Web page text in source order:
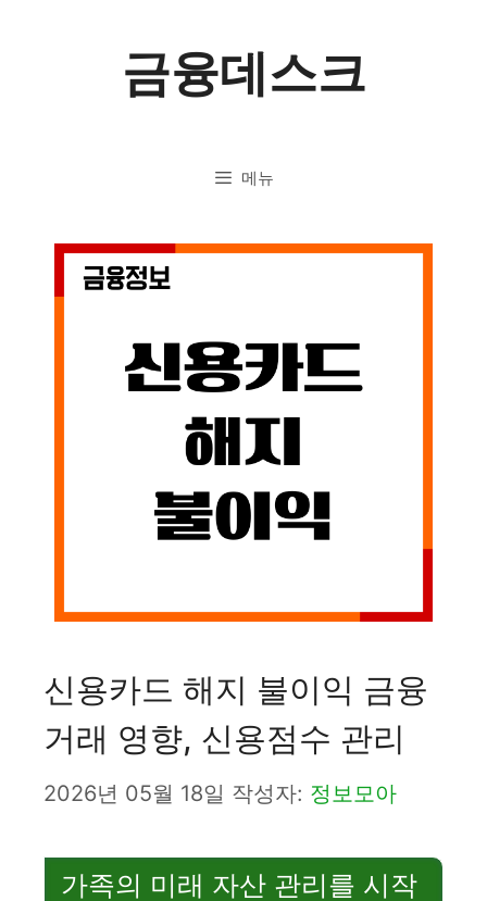
금융데스크
메뉴
신용카드 해지 불이익 금융
거래 영향, 신용점수 관리
2026년 05월 18일 작성자: 정보모아
가족의 미래 자산 관리를 시작